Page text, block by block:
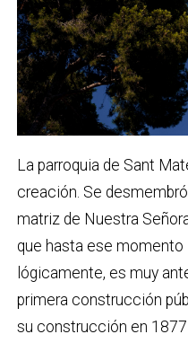
La parroquia de Sant
creación. Se
matriz de Nuestra
que hasta ese momento
lógicamente, es muy
primera construcción
su construcción en